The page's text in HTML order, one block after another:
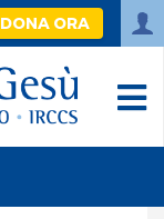
DONA ORA